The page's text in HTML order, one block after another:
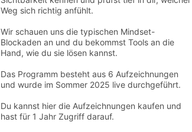
Weg sich richtig anfühlt.
Wir schauen uns die typischen Mindset-
Blockaden an und du bekommst Tools an die
Hand, wie du sie lösen kannst.
Das Programm besteht aus 6 Aufzeichnungen
und wurde im Sommer 2025 live durchgeführt.
Du kannst hier die Aufzeichnungen kaufen und
hast für 1 Jahr Zugriff darauf.